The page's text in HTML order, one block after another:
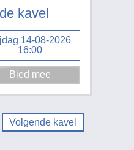
kavel
14-08-2026
16:00
Volgende kavel